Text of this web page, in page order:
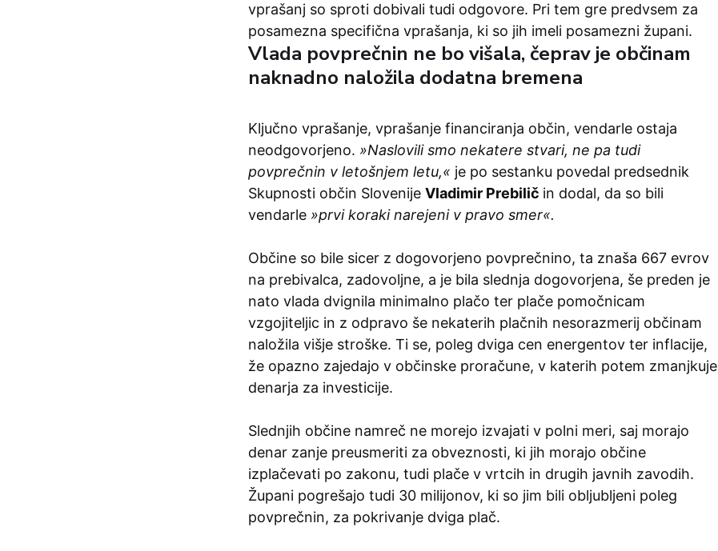
vprašanj so sproti dobivali tudi odgovore. Pri tem gre predvsem za
posamezna specifična vprašanja, ki so jih imeli posamezni župani.
Vlada povprečnin ne bo višala, čeprav je občinam
naknadno naložila dodatna bremena
Ključno vprašanje, vprašanje financiranja občin, vendarle ostaja
neodgovorjeno. »Naslovili smo nekatere stvari, ne pa tudi
povprečnin v letošnjem letu,« je po sestanku povedal predsednik
Skupnosti občin Slovenije Vladimir Prebilič in dodal, da so bili
vendarle »prvi koraki narejeni v pravo smer«.
Občine so bile sicer z dogovorjeno povprečnino, ta znaša 667 evrov
na prebivalca, zadovoljne, a je bila slednja dogovorjena, še preden je
nato vlada dvignila minimalno plačo ter plače pomočnicam
vzgojiteljic in z odpravo še nekaterih plačnih nesorazmerij občinam
naložila višje stroške. Ti se, poleg dviga cen energentov ter inflacije,
že opazno zajedajo v občinske proračune, v katerih potem zmanjkuje
denarja za investicije.
Slednjih občine namreč ne morejo izvajati v polni meri, saj morajo
denar zanje preusmeriti za obveznosti, ki jih morajo občine
izplačevati po zakonu, tudi plače v vrtcih in drugih javnih zavodih.
Župani pogrešajo tudi 30 milijonov, ki so jim bili obljubljeni poleg
povprečnin, za pokrivanje dviga plač.